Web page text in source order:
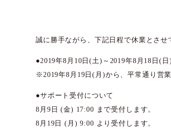
誠に勝手ながら、下記日程で休業とさせ
●2019年8月10日(土)～2019年8月18日(日)
※2019年8月19日(月)から、平常通り営業
●サポート受付について
8月9日 (金) 17:00 まで受付します。
8月19日 (月) 9:00 より受付します。